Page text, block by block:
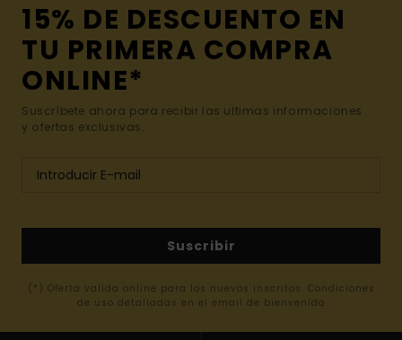
15% DE DESCUENTO EN
TU PRIMERA COMPRA
ONLINE*
Suscríbete ahora para recibir las ultimas informaciones
y ofertas exclusivas.
Suscribir
(*) Oferta valida online para los nuevos inscritos. Condiciones
de uso detalladas en el email de bienvenida